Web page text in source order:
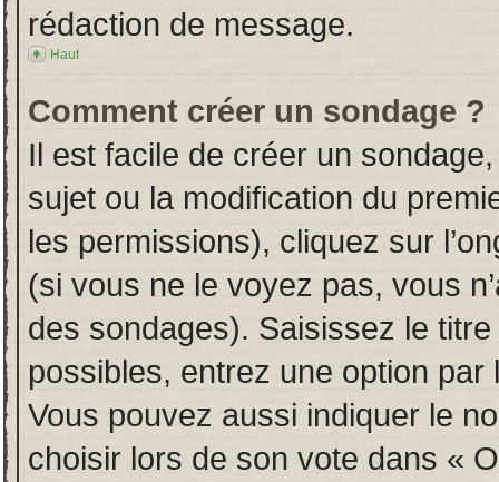
rédaction de message.
Haut
Comment créer un sondage ?
Il est facile de créer un
sujet ou la modification du
les permissions), cliquez sur
(si vous ne le voyez pas, vous
des sondages). Saisissez le
possibles, entrez une option
Vous pouvez aussi indiquer le
choisir lors de son vote dans «